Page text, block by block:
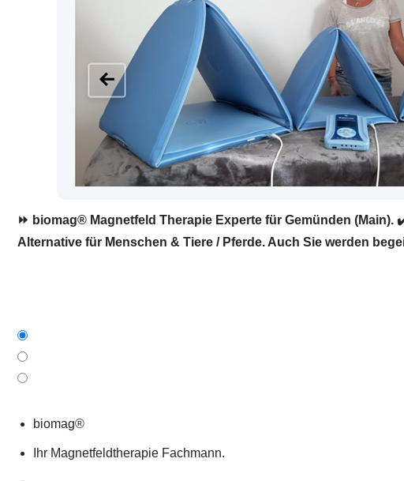
⏩ biomag® Magnetfeld Therapie Experte für Gemünden
Alternative für Menschen & Tiere / Pferde. Auch Sie werden
biomag®
Ihr Magnetfeldtherapie Fachmann.